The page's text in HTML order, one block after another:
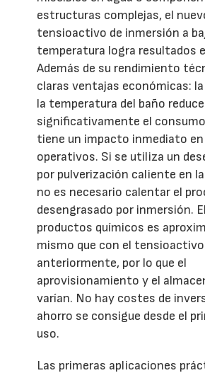
estructuras complejas, el
tensioactivo de inmersión a
temperatura logra resultados
Además de su rendimiento
claras ventajas económicas:
la temperatura del baño reduce
significativamente el
tiene un impacto inmediato
operativos. Si se utiliza un
por pulverización caliente en
no es necesario calentar el
desengrasado por inmersión.
productos químicos es
mismo que con el
anteriormente, por lo que el
aprovisionamiento y el
varían. No hay costes de
ahorro se consigue desde el
uso.
Las primeras aplicaciones